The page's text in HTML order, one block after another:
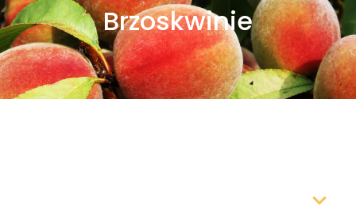
Brzoskwinie